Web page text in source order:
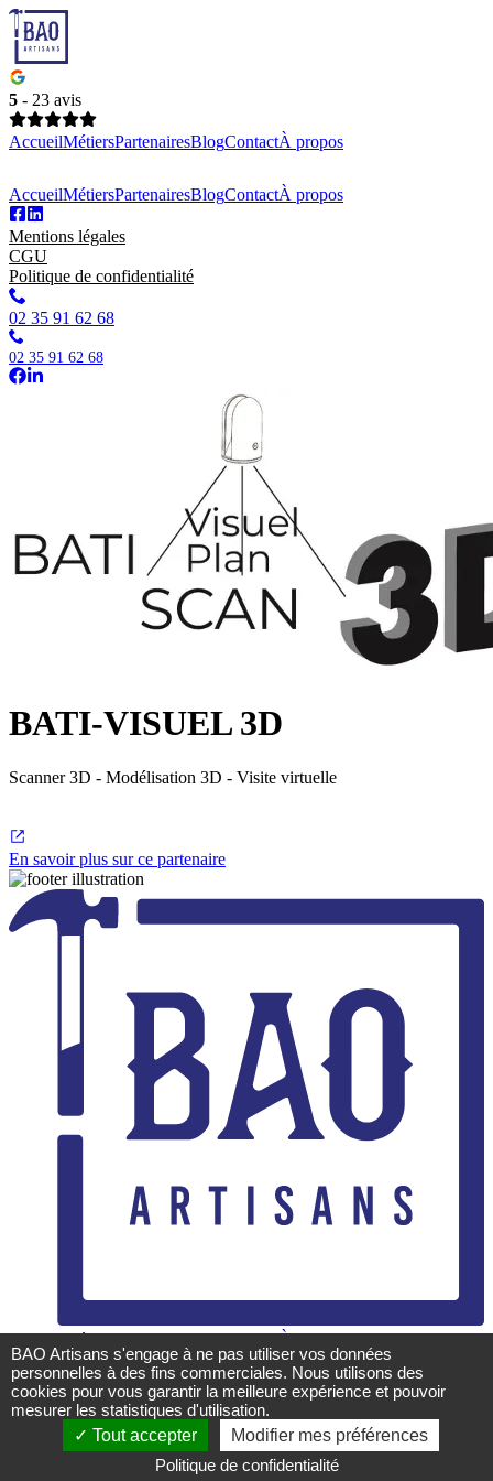
5 - 23 avis
AccueilMétiersPartenairesBlogContactÀ propos
AccueilMétiersPartenairesBlogContactÀ propos
Mentions légales
CGU
Politique de confidentialité
02 35 91 62 68
02 35 91 62 68
BATI-VISUEL 3D
Scanner 3D - Modélisation 3D - Visite virtuelle
En savoir plus sur ce partenaire
AccueilMétiersPartenairesBlogContactÀ propos
Mentions légales
CGU
Politique de confidentialité
2026
Panneau de gestion des cookies
BAO Artisans s'engage à ne pas utiliser vos données
personnelles à des fins commerciales. Nous utilisons des
cookies pour vous garantir la meilleure expérience et pouvoir
mesurer les statistiques d'utilisation.
Tout accepter
Modifier mes préférences
Politique de confidentialité